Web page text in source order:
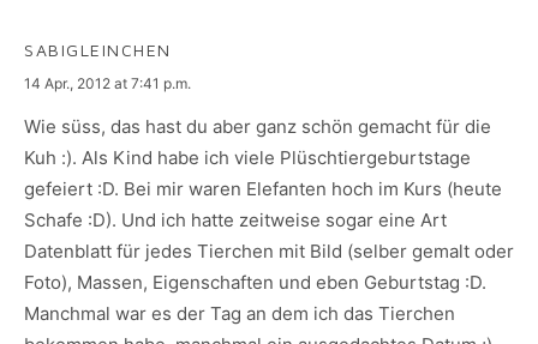
SABIGLEINCHEN
says:
14 Apr., 2012 at 7:41 p.m.
Wie süss, das hast du aber ganz schön gemacht für die
Kuh :). Als Kind habe ich viele Plüschtiergeburtstage
gefeiert :D. Bei mir waren Elefanten hoch im Kurs (heute
Schafe :D). Und ich hatte zeitweise sogar eine Art
Datenblatt für jedes Tierchen mit Bild (selber gemalt oder
Foto), Massen, Eigenschaften und eben Geburtstag :D.
Manchmal war es der Tag an dem ich das Tierchen